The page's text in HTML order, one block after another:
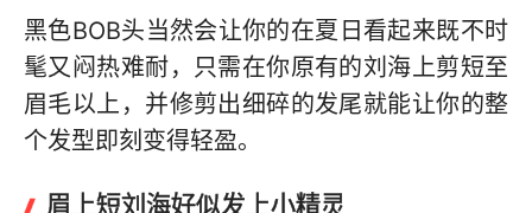
黑色BOB头当然会让你的在夏日看起来既不时
髦又闷热难耐，只需在你原有的刘海上剪短至
眉毛以上，并修剪出细碎的发尾就能让你的整
个发型即刻变得轻盈。
眉上短刘海好似发上小精灵